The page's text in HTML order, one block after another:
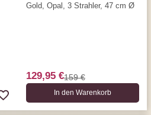
Gold, Opal, 3 Strahler, 47 cm Ø
129,95 €159 €
In den Warenkorb